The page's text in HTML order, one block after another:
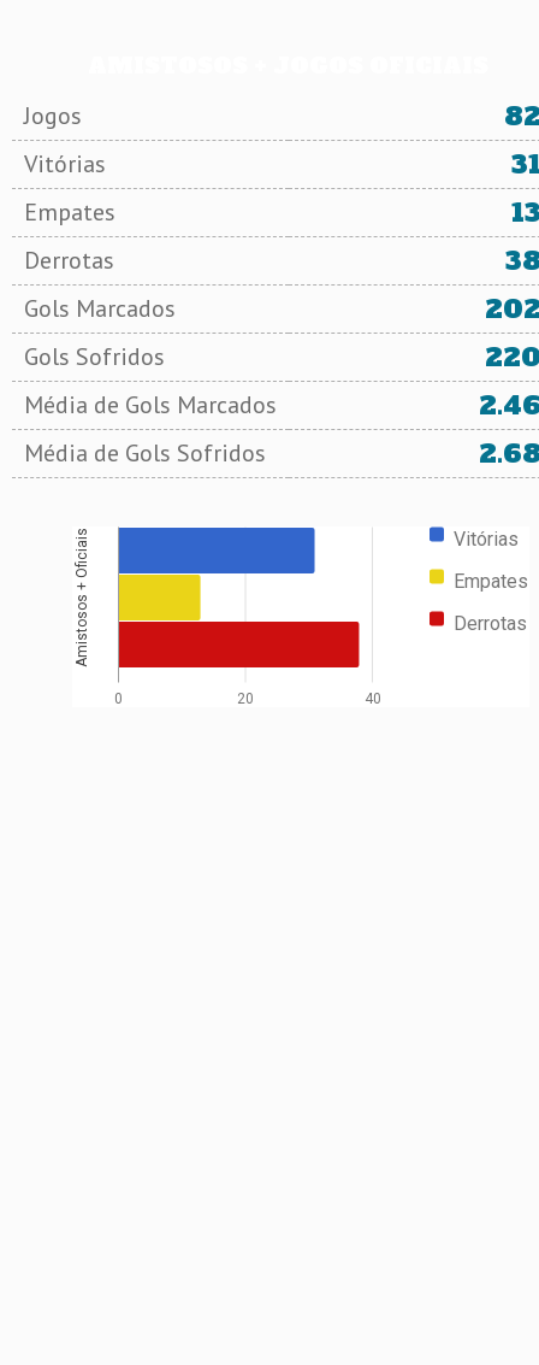
Jogos
Vitórias
Empates
Derrotas
Gols Marcados
Gols Sofridos
Média de Gols Marcados
Média de Gols Sofridos
Vitórias
Empates
Derrotas
0 20 40
Amistosos + Oficiais